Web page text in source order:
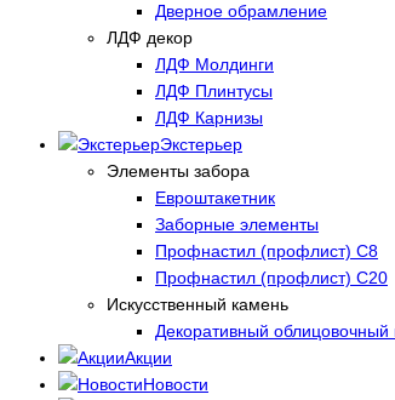
Дверное обрамление
ЛДФ декор
ЛДФ Молдинги
ЛДФ Плинтусы
ЛДФ Карнизы
Экстерьер
Элементы забора
Евроштакетник
Заборные элементы
Профнастил (профлист) С8
Профнастил (профлист) С20
Искусственный камень
Декоративный облицовочный
Акции
Новости